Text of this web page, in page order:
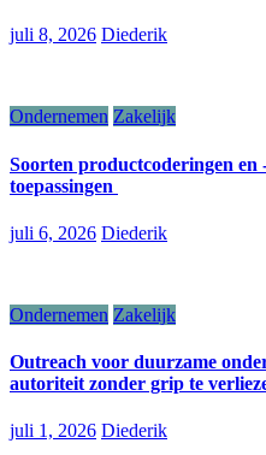
juli 8, 2026 Diederik
Ondernemen Zakelijk
Soorten productcoderingen
toepassingen
juli 6, 2026 Diederik
Ondernemen Zakelijk
Outreach voor duurzame
autoriteit zonder grip te
juli 1, 2026 Diederik